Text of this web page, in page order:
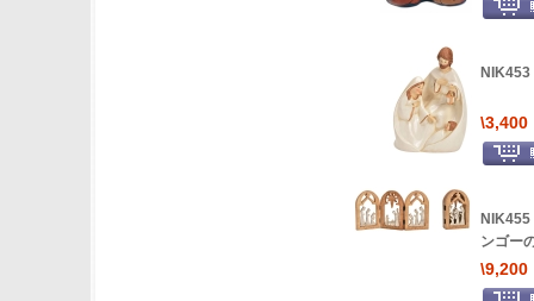
\3,400
ンゴー
\9,200